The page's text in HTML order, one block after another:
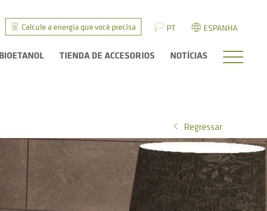
Calcule a energia que você precisa PT ESPANHA
BIOETANOL TIENDA DE ACCESORIOS NOTÍCIAS
Regressar